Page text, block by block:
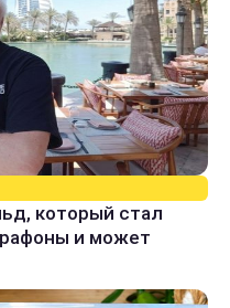
который стал
и может